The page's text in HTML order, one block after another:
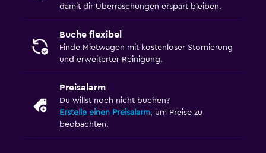
damit dir Überraschungen erspart bleiben.
Buche flexibel
Finde Mietwagen mit kostenloser Stornierung
und erweiterter Reinigung.
Preisalarm
Du willst noch nicht buchen?
Erstelle einen Preisalarm, um Preise zu
beobachten.